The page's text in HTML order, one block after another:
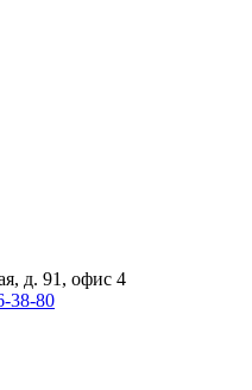
д. 91, офис 4
38-80